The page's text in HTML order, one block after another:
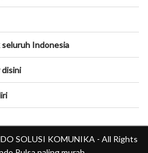
seluruh Indonesia
disini
SOLUSI KOMUNIKA - All Rights